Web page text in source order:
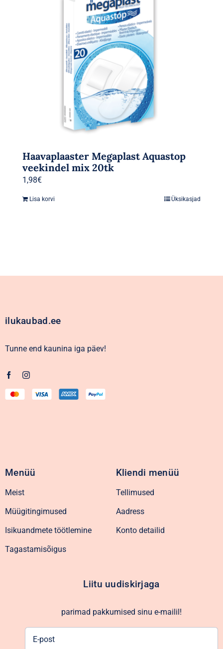
Haavaplaaster Megaplast Aquastop
veekindel mix 20tk
1,98€
Lisa korvi Üksikasjad
ilukaubad.ee
Tunne end kaunina iga päev!
Menüü
Meist
Müügitingimused
Isikuandmete töötlemine
Tagastamisõigus
Kliendi menüü
Tellimused
Aadress
Konto detailid
Liitu uudiskirjaga
parimad pakkumised sinu e-mailil!